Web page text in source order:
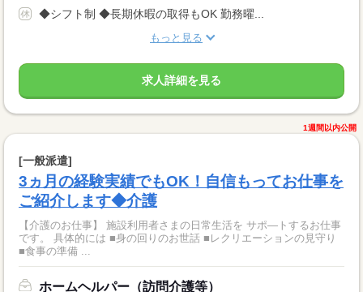
◆シフト制 ◆長期休暇の取得もOK 勤務曜...
もっと見る
求人詳細を見る
1週間以内公開
[一般派遣]
3ヵ月の経験実績でもOK！自信もってお仕事を
ご紹介します◆介護
【介護のお仕事】 施設利用者さまの日常生活を サポ―トするお仕事
です。 具体的には ■身の回りのお世話 ■レクリエーションの見守り
■食事の準備 ...
ホームヘルパー（訪問介護等）